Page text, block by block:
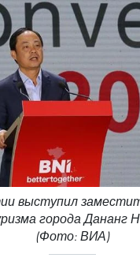
выступил
города Дананг
(Фото: ВИА)